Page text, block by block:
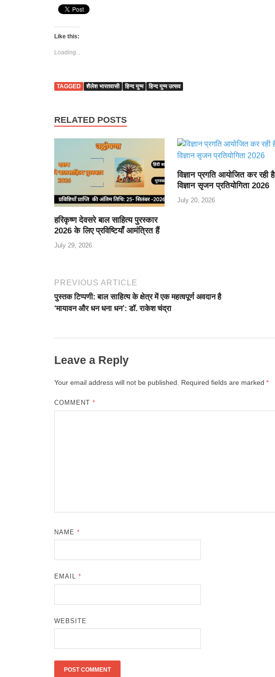
Like this:
Loading...
TAGGED शैलेश भारतवासी हिन्द युग्म हिन्द युग्म उत्सव
RELATED POSTS
हरिकृष्ण देवसरे बाल साहित्य पुरस्कार
2026 के लिए प्रविष्टियाँ आमंत्रित हैं
July 29, 2026
विज्ञान प्रगति आयोजित कर रही है
विज्ञान सृजन प्रतियोगिता 2026
July 20, 2026
PREVIOUS ARTICLE
पुस्तक टिप्पणी: बाल साहित्य के क्षेत्र में एक महत्वपूर्ण अवदान है
‘मायावन और धन धना धन’: डॉ. राकेश चंद्रा
Leave a Reply
Your email address will not be published. Required fields are marked *
COMMENT*
NAME*
EMAIL*
WEBSITE